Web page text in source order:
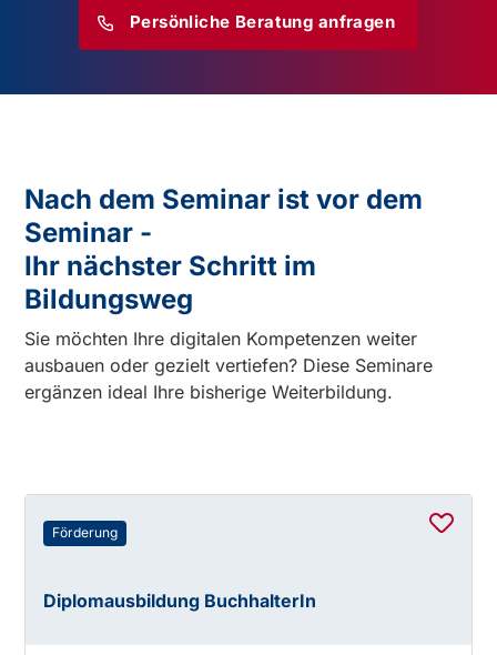
Persönliche Beratung anfragen
Nach dem Seminar ist vor dem
Seminar -
Ihr nächster Schritt im
Bildungsweg
Sie möchten Ihre digitalen Kompetenzen weiter
ausbauen oder gezielt vertiefen? Diese Seminare
ergänzen ideal Ihre bisherige Weiterbildung.
Förderung
Diplomausbildung BuchhalterIn